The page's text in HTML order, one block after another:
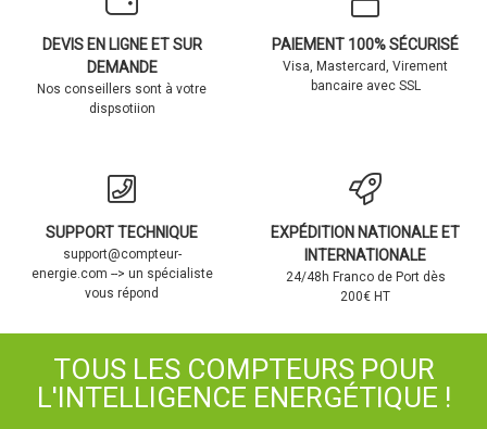
DEVIS EN LIGNE ET SUR
DEMANDE
Nos conseillers sont à votre
dispsotiion
PAIEMENT 100% SÉCURISÉ
Visa, Mastercard, Virement
bancaire avec SSL
SUPPORT TECHNIQUE
support@compteur-
energie.com --> un spécialiste
vous répond
EXPÉDITION NATIONALE ET
INTERNATIONALE
24/48h Franco de Port dès
200€ HT
TOUS LES COMPTEURS POUR
L'INTELLIGENCE ENERGÉTIQUE !